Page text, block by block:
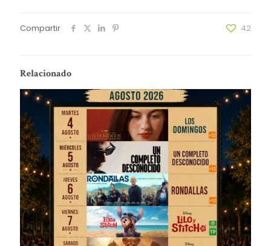
Compartir 42
Relacionado